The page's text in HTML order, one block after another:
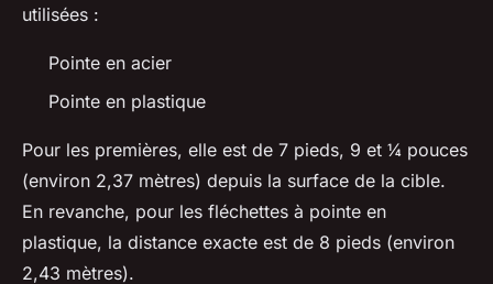
utilisées :
Pointe en acier
Pointe en plastique
Pour les premières, elle est de 7 pieds, 9 et ¼ pouces
(environ 2,37 mètres) depuis la surface de la cible.
En revanche, pour les fléchettes à pointe en
plastique, la distance exacte est de 8 pieds (environ
2,43 mètres).